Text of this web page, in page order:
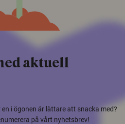
aktuell
i ögonen är lättare att snacka med?
på vårt nyhetsbrev!